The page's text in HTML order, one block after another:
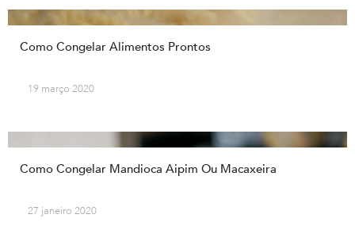
Como Congelar Alimentos Prontos
19 março 2020
Como Congelar Mandioca Aipim Ou Macaxeira
27 janeiro 2020